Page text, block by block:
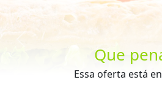
Que
Essa oferta está